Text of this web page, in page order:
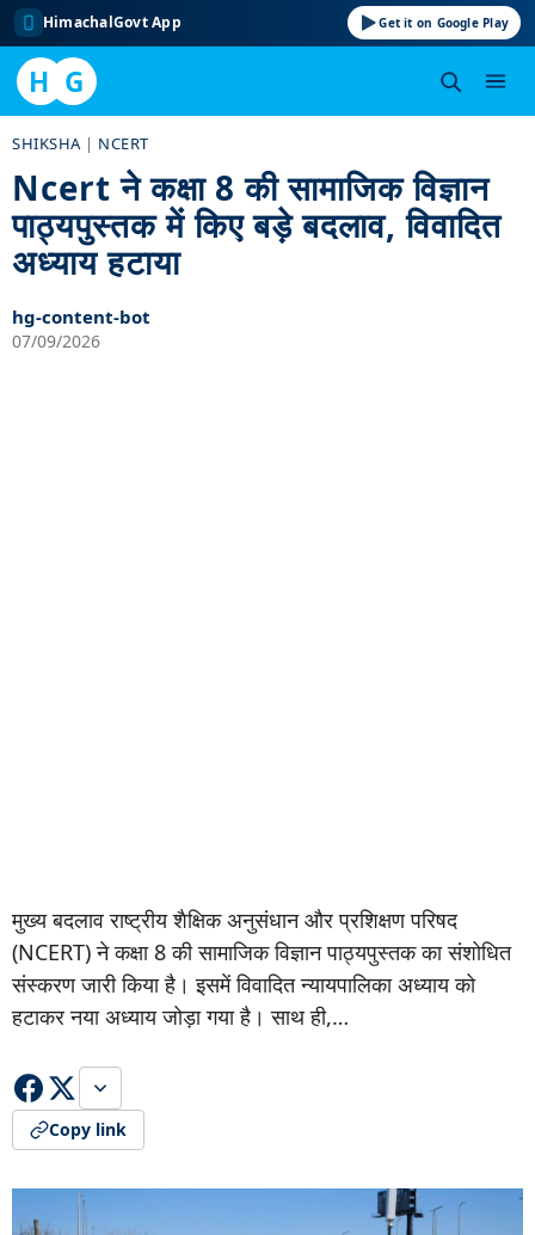
HimachalGovt App Get it on Google Play
H G
content
SHIKSHA | NCERT
Ncert ने कक्षा 8 की सामाजिक विज्ञान
पाठ्यपुस्तक में किए बड़े बदलाव, विवादित
अध्याय हटाया
hg-content-bot
07/09/2026
मुख्य बदलाव राष्ट्रीय शैक्षिक अनुसंधान और प्रशिक्षण परिषद
(NCERT) ने कक्षा 8 की सामाजिक विज्ञान पाठ्यपुस्तक का संशोधित
संस्करण जारी किया है। इसमें विवादित न्यायपालिका अध्याय को
हटाकर नया अध्याय जोड़ा गया है। साथ ही,…
Copy link